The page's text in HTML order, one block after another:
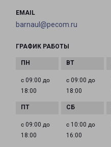
EMAIL
barnaul@pecom.ru
ГРАФИК РАБОТЫ
с 09:00 до
18:00
с 09:00 до
18:00
с 09:00 до
18:00
с 10:00 до
16:00